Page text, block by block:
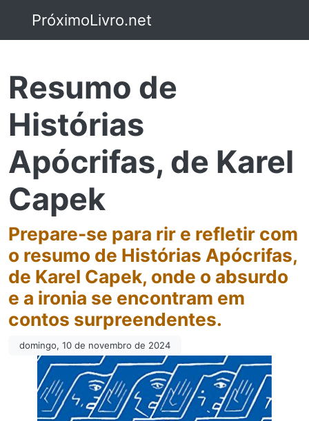
PróximoLivro.net
Resumo de
Histórias
Apócrifas, de Karel
Capek
Prepare-se para rir e refletir com
o resumo de Histórias Apócrifas,
de Karel Capek, onde o absurdo
e a ironia se encontram em
contos surpreendentes.
domingo, 10 de novembro de 2024